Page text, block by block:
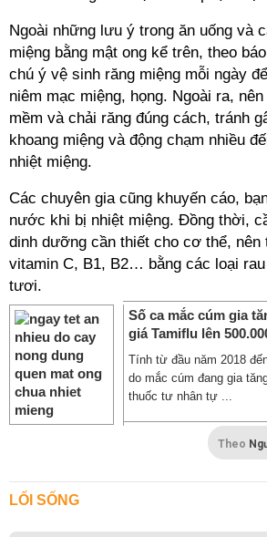
Ngoài những lưu ý trong ăn uống và
miệng bằng mật ong kể trên, theo báo
chú ý vệ sinh răng miệng mỗi ngày
niêm mạc miệng, họng. Ngoài ra,
mềm và chải răng đúng cách, tránh
khoang miệng và động chạm nhiều
nhiệt miệng.
Các chuyên gia cũng khuyến cáo,
nước khi bị nhiệt miệng. Đồng thời,
dinh dưỡng cần thiết cho cơ thể,
vitamin C, B1, B2… bằng các loại
tươi.
Số ca mắc cúm gia
giá Tamiflu lên
Tính từ đầu năm 2018
do mắc cúm đang gia
thuốc tư nhân tự ...
Theo
LỐI SỐNG